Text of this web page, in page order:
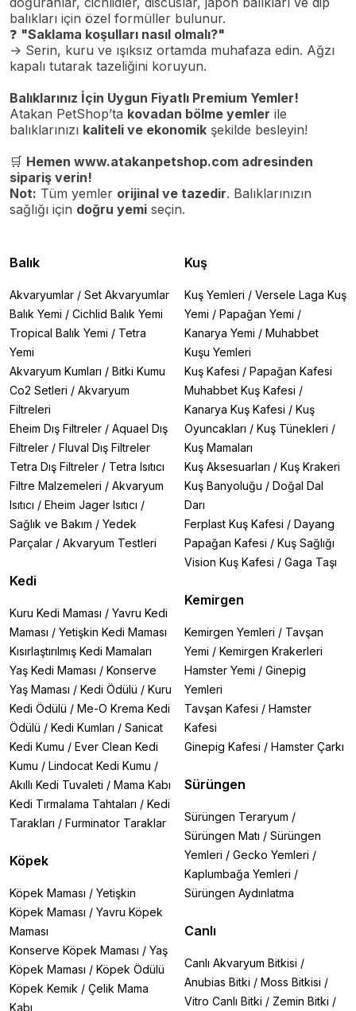
balıkları için özel formüller bulunur.
❓ "Saklama koşulları nasıl olmalı?"
→ Serin, kuru ve ışıksız ortamda muhafaza edin. Ağzı
kapalı tutarak tazeliğini koruyun.
Balıklarınız İçin Uygun Fiyatlı Premium Yemler!
Atakan PetShop’ta kovadan bölme yemler ile
balıklarınızı kaliteli ve ekonomik şekilde besleyin!
🛒 Hemen www.atakanpetshop.com adresinden
sipariş verin!
Not: Tüm yemler orijinal ve tazedir. Balıklarınızın
sağlığı için doğru yemi seçin.
Balık
Akvaryumlar / Set Akvaryumlar
Balık Yemi / Cichlid Balık Yemi
Tropical Balık Yemi / Tetra
Yemi
Akvaryum Kumları / Bitki Kumu
Co2 Setleri / Akvaryum
Filtreleri
Eheim Dış Filtreler / Aquael Dış
Filtreler / Fluval Dış Filtreler
Tetra Dış Filtreler / Tetra Isıtıcı
Filtre Malzemeleri / Akvaryum
Isıtıcı / Eheim Jager Isıtıcı /
Sağlık ve Bakım / Yedek
Parçalar / Akvaryum Testleri
Kedi
Kuru Kedi Maması / Yavru Kedi
Maması / Yetişkin Kedi Maması
Kısırlaştırılmış Kedi Mamaları
Yaş Kedi Maması / Konserve
Yaş Maması / Kedi Ödülü / Kuru
Kedi Ödülü / Me-O Krema Kedi
Ödülü / Kedi Kumları / Sanicat
Kedi Kumu / Ever Clean Kedi
Kumu / Lindocat Kedi Kumu /
Akıllı Kedi Tuvaleti / Mama Kabı
Kedi Tırmalama Tahtaları / Kedi
Tarakları / Furminator Taraklar
Köpek
Köpek Maması / Yetişkin
Köpek Maması / Yavru Köpek
Maması
Konserve Köpek Maması / Yaş
Köpek Maması / Köpek Ödülü
Köpek Kemik / Çelik Mama
Kabı
Kuş
Kuş Yemleri / Versele Laga Kuş
Yemi / Papağan Yemi /
Kanarya Yemi / Muhabbet
Kuşu Yemleri
Kuş Kafesi / Papağan Kafesi
Muhabbet Kuş Kafesi /
Kanarya Kuş Kafesi / Kuş
Oyuncakları / Kuş Tünekleri /
Kuş Mamaları
Kuş Aksesuarları / Kuş Krakeri
Kuş Banyoluğu / Doğal Dal
Darı
Ferplast Kuş Kafesi / Dayang
Papağan Kafesi / Kuş Sağlığı
Vision Kuş Kafesi / Gaga Taşı
Kemirgen
Kemirgen Yemleri / Tavşan
Yemi / Kemirgen Krakerleri
Hamster Yemi / Ginepig
Yemleri
Tavşan Kafesi / Hamster
Kafesi
Ginepig Kafesi / Hamster Çarkı
Sürüngen
Sürüngen Teraryum /
Sürüngen Matı / Sürüngen
Yemleri / Gecko Yemleri /
Kaplumbağa Yemleri /
Sürüngen Aydınlatma
Canlı
Canlı Akvaryum Bitkisi /
Anubias Bitki / Moss Bitkisi /
Vitro Canlı Bitki / Zemin Bitki /